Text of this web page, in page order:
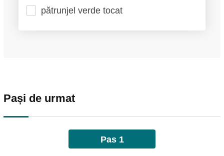
pătrunjel verde tocat
Pași de urmat
Pas 1